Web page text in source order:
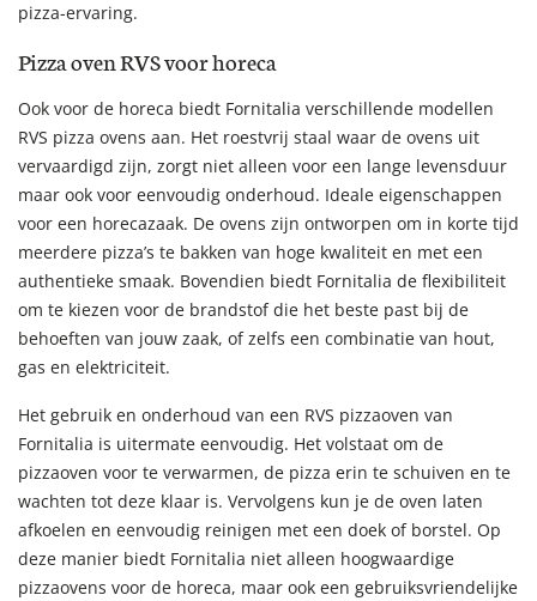
pizza-ervaring.
Pizza oven RVS voor horeca
Ook voor de horeca biedt Fornitalia verschillende modellen
RVS pizza ovens aan. Het roestvrij staal waar de ovens uit
vervaardigd zijn, zorgt niet alleen voor een lange levensduur
maar ook voor eenvoudig onderhoud. Ideale eigenschappen
voor een horecazaak. De ovens zijn ontworpen om in korte tijd
meerdere pizza’s te bakken van hoge kwaliteit en met een
authentieke smaak. Bovendien biedt Fornitalia de flexibiliteit
om te kiezen voor de brandstof die het beste past bij de
behoeften van jouw zaak, of zelfs een combinatie van hout,
gas en elektriciteit.
Het gebruik en onderhoud van een RVS pizzaoven van
Fornitalia is uitermate eenvoudig. Het volstaat om de
pizzaoven voor te verwarmen, de pizza erin te schuiven en te
wachten tot deze klaar is. Vervolgens kun je de oven laten
afkoelen en eenvoudig reinigen met een doek of borstel. Op
deze manier biedt Fornitalia niet alleen hoogwaardige
pizzaovens voor de horeca, maar ook een gebruiksvriendelijke